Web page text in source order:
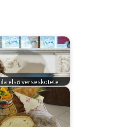
első verseskötete
megjelent Dóka Attila
teljes…